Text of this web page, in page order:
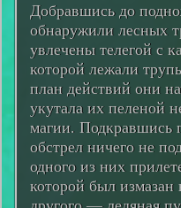
Добравшись до
обнаружили лесных
увлечены телегой с
которой лежали
план действий они
укутала их пеленой
магии. Подкравшись
обстрел ничего не
одного из них
которой был